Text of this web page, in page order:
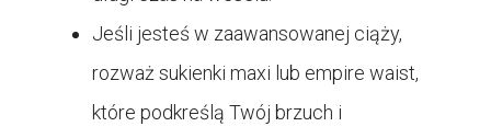
Jeśli jesteś w zaawansowanej ciąży,
rozważ sukienki maxi lub empire waist,
które podkreślą Twój brzuch i